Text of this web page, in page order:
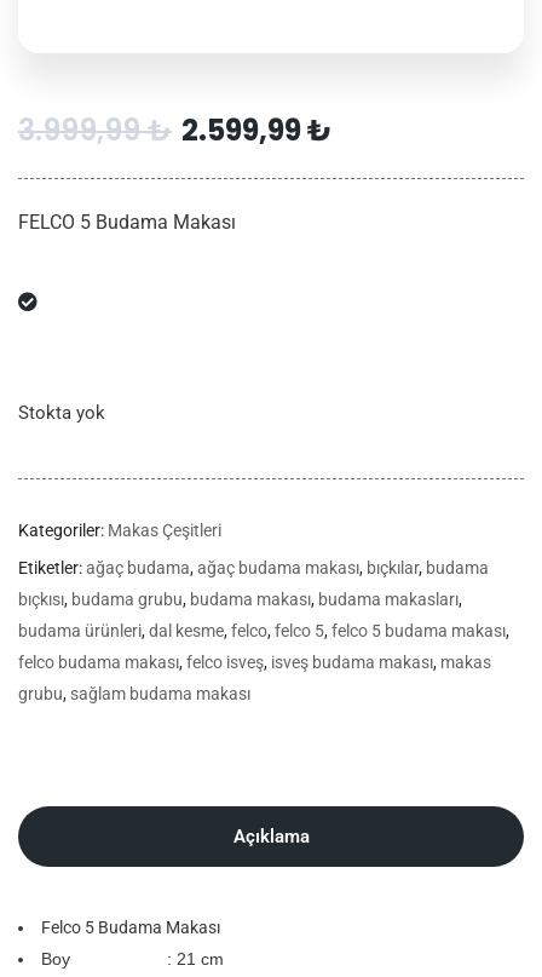
3.999,99₺ 2.599,99₺
FELCO 5 Budama Makası
Stokta yok
Kategoriler: Makas Çeşitleri
Etiketler:ağaç budama,ağaç budama makası, bıçkılar, budama
bıçkısı, budama grubu, budama makası, budama makasları,
budama ürünleri,dal kesme,felco,felco 5,felco 5 budama makası,
felco budama makası,felco isveş, isveş budama makası, makas
grubu, sağlam budama makası
Açıklama
Felco 5 Budama Makası
Boy : 21 cm